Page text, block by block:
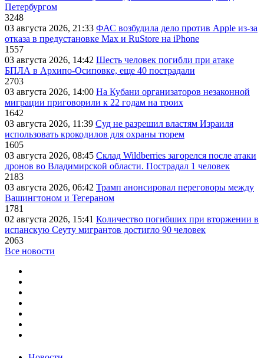
Петербургом
3248
03 августа 2026, 21:33 ФАС возбудила дело против Apple из-за
отказа в предустановке Max и RuStore на iPhone
1557
03 августа 2026, 14:42 Шесть человек погибли при атаке
БПЛА в Архипо-Осиповке, еще 40 пострадали
2703
03 августа 2026, 14:00 На Кубани организаторов незаконной
миграции приговорили к 22 годам на троих
1642
03 августа 2026, 11:39 Суд не разрешил властям Израиля
использовать крокодилов для охраны тюрем
1605
03 августа 2026, 08:45 Склад Wildberries загорелся после атаки
дронов во Владимирской области. Пострадал 1 человек
2183
03 августа 2026, 06:42 Трамп анонсировал переговоры между
Вашингтоном и Тегераном
1781
02 августа 2026, 15:41 Количество погибших при вторжении в
испанскую Сеуту мигрантов достигло 90 человек
2063
Все новости